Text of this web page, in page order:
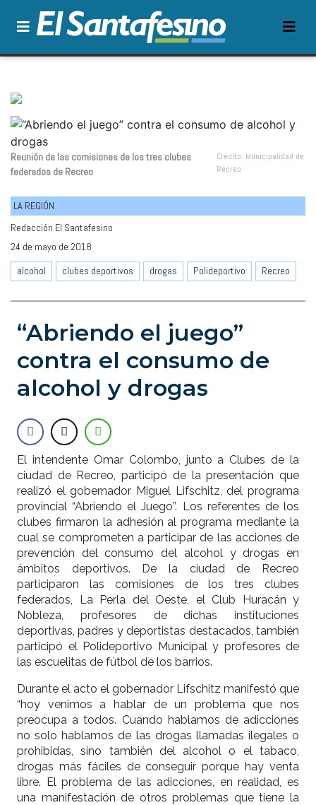
Reunión de las comisiones de los tres clubes
federados de Recreo
Crédito: Municipalidad de
Recreo
LA REGIÓN
Redacción El Santafesino
24 de mayo de 2018
alcohol
clubes deportivos drogas Polideportivo Recreo
“Abriendo el juego”
contra el consumo de
alcohol y drogas
El intendente Omar Colombo, junto a Clubes de la
ciudad de Recreo, participó de la presentación que
realizó el gobernador Miguel Lifschitz, del programa
provincial “Abriendo el Juego”. Los referentes de los
clubes firmaron la adhesión al programa mediante la
cual se comprometen a participar de las acciones de
prevención del consumo del alcohol y drogas en
ámbitos deportivos. De la ciudad de Recreo
participaron las comisiones de los tres clubes
federados, La Perla del Oeste, el Club Huracán y
Nobleza, profesores de dichas instituciones
deportivas, padres y deportistas destacados, también
participó el Polideportivo Municipal y profesores de
las escuelitas de fútbol de los barrios.
Durante el acto el gobernador Lifschitz manifestó que
“hoy venimos a hablar de un problema que nos
preocupa a todos. Cuando hablamos de adicciones
no solo hablamos de las drogas llamadas ilegales o
prohibidas, sino también del alcohol o el tabaco,
drogas más fáciles de conseguir porque hay venta
libre. El problema de las adicciones, en realidad, es
una manifestación de otros problemas que tiene la